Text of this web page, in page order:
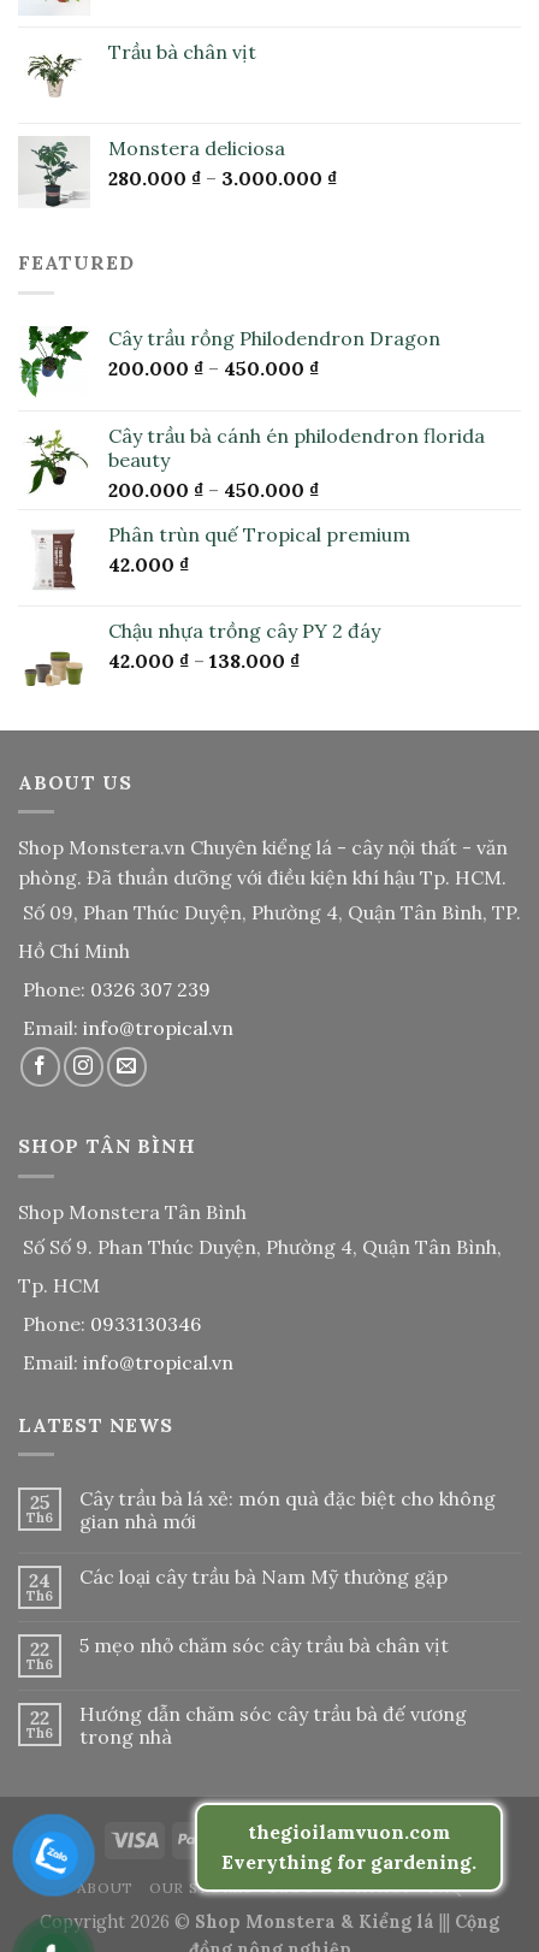
Trầu bà chân vịt
Monstera deliciosa
280.000 ₫ – 3.000.000 ₫
FEATURED
Cây trầu rồng Philodendron Dragon
200.000 ₫ – 450.000 ₫
Cây trầu bà cánh én philodendron florida
beauty
200.000 ₫ – 450.000 ₫
Phân trùn quế Tropical premium
42.000 ₫
Chậu nhựa trồng cây PY 2 đáy
42.000 ₫ – 138.000 ₫
ABOUT US
Shop Monstera.vn Chuyên kiểng lá - cây nội thất - văn
phòng. Đã thuần dưỡng với điều kiện khí hậu Tp. HCM.
Số 09, Phan Thúc Duyện, Phường 4, Quận Tân Bình, TP.
Hồ Chí Minh
Phone: 0326 307 239
Email: info@tropical.vn
SHOP TÂN BÌNH
Shop Monstera Tân Bình
Số Số 9. Phan Thúc Duyện, Phường 4, Quận Tân Bình,
Tp. HCM
Phone: 0933130346
Email: info@tropical.vn
LATEST NEWS
25
Th6
Cây trầu bà lá xẻ: món quà đặc biệt cho không
gian nhà mới
24
Th6
Các loại cây trầu bà Nam Mỹ thường gặp
22
Th6
5 mẹo nhỏ chăm sóc cây trầu bà chân vịt
22
Th6
Hướng dẫn chăm sóc cây trầu bà đế vương
trong nhà
ABOUT OUR STORES BLOG CONTACT FAQ
Copyright 2026 © Shop Monstera & Kiểng lá
Cộng
thegioilamvuon.com
Everything for gardening.